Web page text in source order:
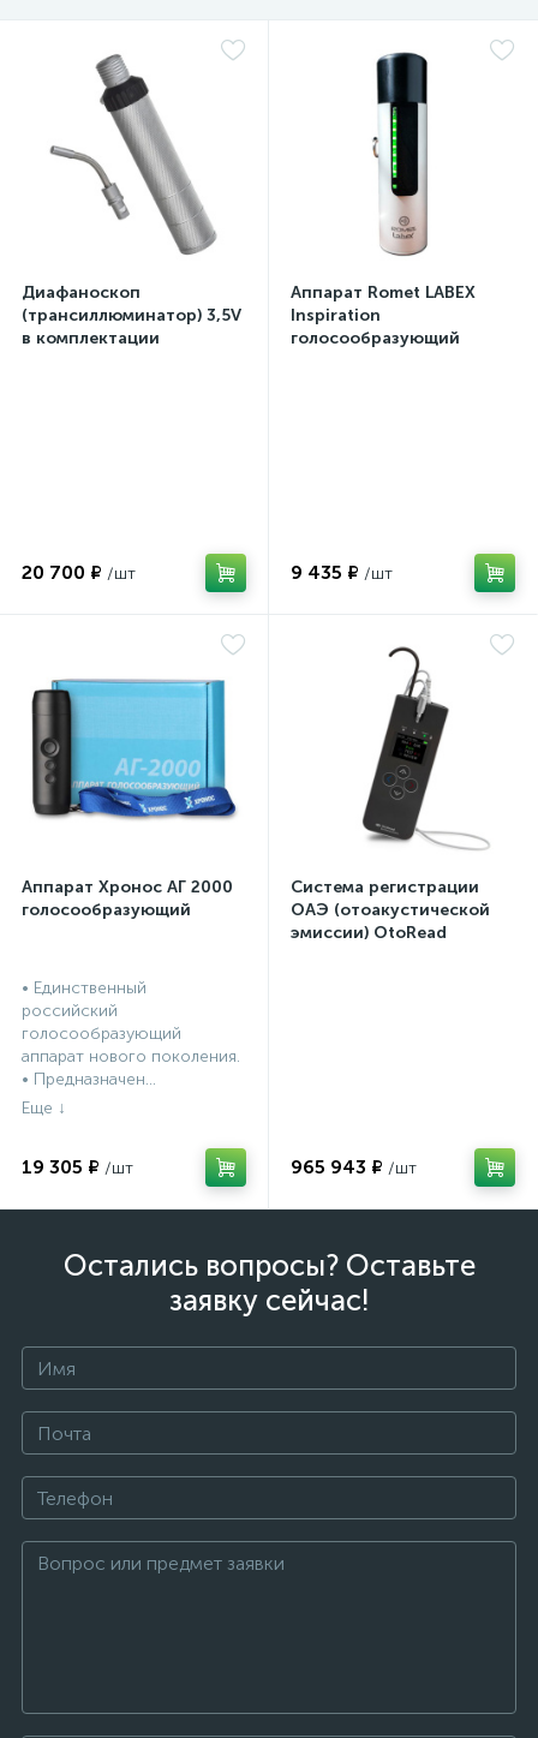
Диафаноскоп
(трансиллюминатор) 3,5V
в комплектации
20 700 ₽
Аппарат Romet LABEX
Inspiration
голосообразующий
9 435 ₽
Аппарат Хронос АГ 2000
голосообразующий
• Единственный
российский
голосообразующий
аппарат нового поколения.
• Предназначен...
19 305 ₽
Система регистрации
ОАЭ (отоакустической
эмиссии) OtoRead
965 943 ₽
Остались вопросы? Оставьте
заявку сейчас!